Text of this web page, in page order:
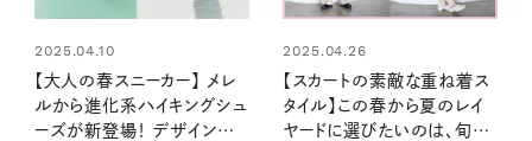
2025.04.10
【大人の春スニーカー】 メレ
ルから進化系ハイキングシュ
ーズが新登場！ デザイン性＆
2025.04.26
【スカートの素敵な重ね着ス
タイル】この春から夏のレイ
ヤードに選びたいのは、旬の